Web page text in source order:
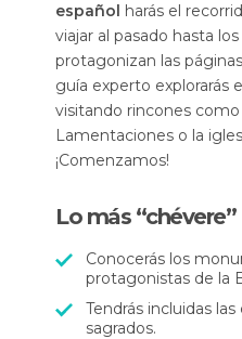
español harás el
viajar al pasado hasta
protagonizan las
guía experto explorarás
visitando rincones
Lamentaciones o la
¡Comenzamos!
Lo más “chévere”
Conocerás los
protagonistas de la
Tendrás incluidas
sagrados.